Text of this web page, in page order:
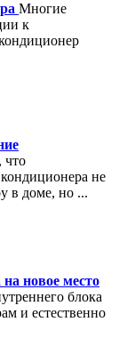
Многие
к
что
не
в доме, но ...
новое место
блока
и естественно